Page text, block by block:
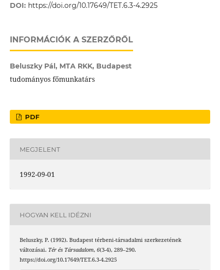
DOI: https://doi.org/10.17649/TET.6.3-4.2925
INFORMÁCIÓK A SZERZŐRŐL
Beluszky Pál, MTA RKK, Budapest
tudományos főmunkatárs
PDF
MEGJELENT
1992-09-01
HOGYAN KELL IDÉZNI
Beluszky, P. (1992). Budapest térbeni-társadalmi szerkezetének
változásai. Tér és Társadalom, 6(3-4), 289–290.
https://doi.org/10.17649/TET.6.3-4.2925